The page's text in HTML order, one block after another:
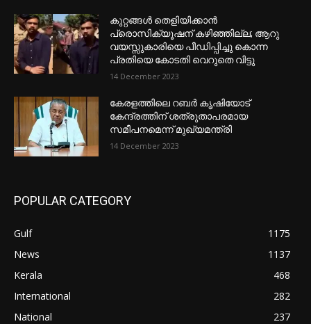
കുറ്റങ്ങൾ തെളിയിക്കാൻ
പ്രൊസിക്യൂഷന് കഴിഞ്ഞില്ല; ആറു
വയസ്സുകാരിയെ പീഡിപ്പിച്ചു കൊന്ന
പ്രതിയെ കോടതി വെറുതെ വിട്ടു
14 December 2023
കേരളത്തിലെ റബർ കൃഷിയോട്
കേന്ദ്രത്തിന് ശത്രുതാപരമായ
സമീപനമെന്ന് മുഖ്യമന്ത്രി
14 December 2023
POPULAR CATEGORY
Gulf
1175
News
1137
Kerala
468
International
282
National
237